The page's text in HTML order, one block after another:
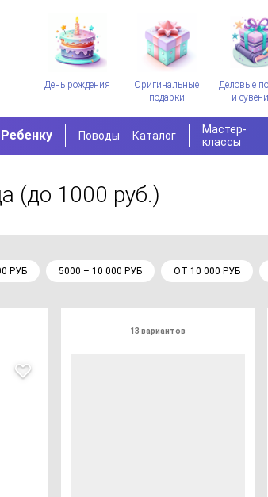
День рождения
Оригинальные
подарки
Деловые
и
Ребенку Поводы Каталог
Мастер-
классы
(до 1000 руб.)
РУБ 5000 – 10 000 РУБ ОТ 10 000 РУБ
13 вариантов